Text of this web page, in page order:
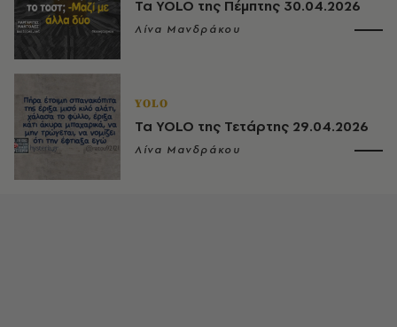
Τα YOLO της Πέμπτης 30.04.2026
Λίνα Μανδράκου
YOLO
Τα YOLO της Τετάρτης 29.04.2026
Λίνα Μανδράκου